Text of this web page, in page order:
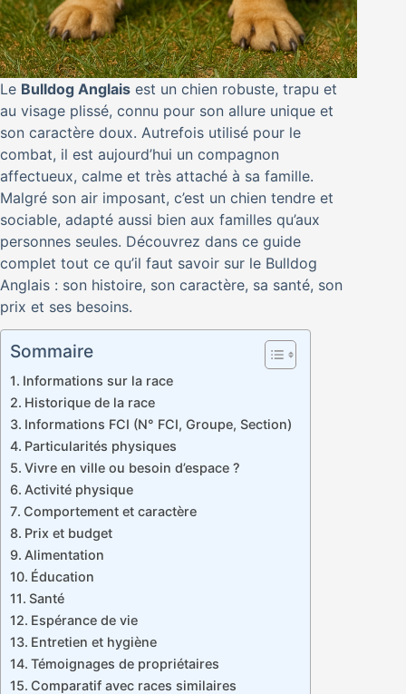
Le Bulldog Anglais est un chien robuste, trapu et
au visage plissé, connu pour son allure unique et
son caractère doux. Autrefois utilisé pour le
combat, il est aujourd’hui un compagnon
affectueux, calme et très attaché à sa famille.
Malgré son air imposant, c’est un chien tendre et
sociable, adapté aussi bien aux familles qu’aux
personnes seules. Découvrez dans ce guide
complet tout ce qu’il faut savoir sur le Bulldog
Anglais : son histoire, son caractère, sa santé, son
prix et ses besoins.
Sommaire
Informations sur la race
Historique de la race
Informations FCI (N° FCI, Groupe, Section)
Particularités physiques
Vivre en ville ou besoin d’espace ?
Activité physique
Comportement et caractère
Prix et budget
Alimentation
Éducation
Santé
Espérance de vie
Entretien et hygiène
Témoignages de propriétaires
Comparatif avec races similaires